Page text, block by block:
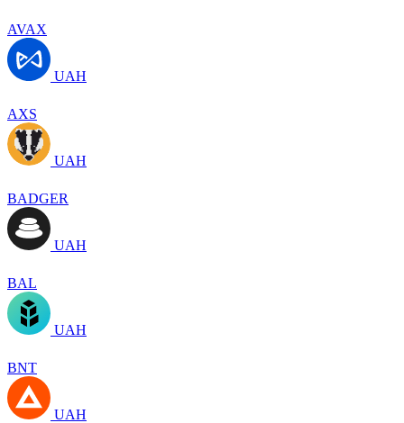
AVAX
UAH
AXS
UAH
BADGER
UAH
BAL
UAH
BNT
UAH